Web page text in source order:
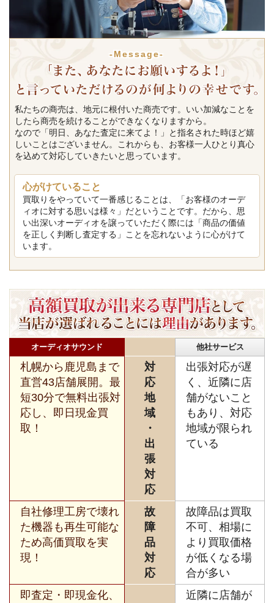
-Message-
私たちの商売は、地元に根付いた商売です。いい加減なことを
したら商売を続けることができなくなりますから。
なので「明日、あなた査定に来てよ！」と指名された時ほど嬉
しいことはございません。これからも、お客様一人ひとり真心
を込めて対応していきたいと思っています。
心がけていること
買取りをやっていて一番感じることは、「お客様のオーデ
ィオに対する思いは様々」だということです。だから、思
い出深いオーディオを譲っていただく際には「商品の価値
を正しく判断し査定する」ことを忘れないように心がけて
います。
オーディオサウンド 他社サービス
札幌から鹿児島まで
直営43店舗展開。最
短30分で無料出張対
応し、即日現金買
取！
対
応
地
域
・
出
張
対
応
出張対応が遅
く、近隣に店
舗がないこと
もあり、対応
地域が限られ
ている
自社修理工房で壊れ
た機器も再生可能な
ため高価買取を実
現！
故
障
品
対
応
故障品は買取
不可、相場に
より買取価格
が低くなる場
合が多い
即査定・即現金化、
近隣に店舗が